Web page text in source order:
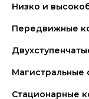
Низко и
Передвижные
Магистральные
Стационарные